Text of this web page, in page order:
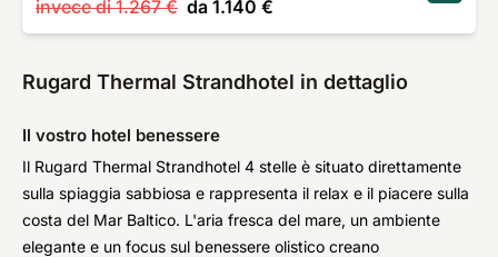
invece di 1.267 € da 1.140 €
Rugard Thermal Strandhotel in dettaglio
Il vostro hotel benessere
Il Rugard Thermal Strandhotel 4 stelle è situato direttamente
sulla spiaggia sabbiosa e rappresenta il relax e il piacere sulla
costa del Mar Baltico. L'aria fresca del mare, un ambiente
elegante e un focus sul benessere olistico creano